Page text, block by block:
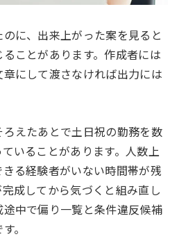
に、出来上がった案を見ると
ることがあります。作成者には
にして渡さなければ出力には
えたあとで土日祝の勤務を数
いることがあります。人数上
る経験者がいない時間帯が残
成してから気づくと組み直し
中で偏り一覧と条件違反候補
。